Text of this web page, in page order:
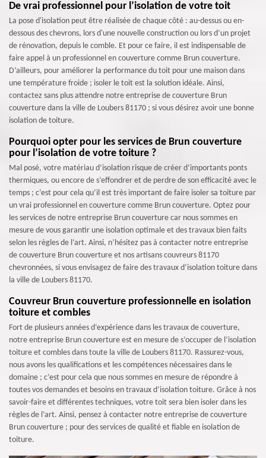
De vrai professionnel pour l’isolation de votre toit
La pose d'isolation peut être réalisée de chaque côté : au-dessus ou en-
dessous des chevrons, lors d'une nouvelle construction ou lors d’un projet
de rénovation, depuis le comble. Et pour ce faire, il est indispensable de
faire appel à un professionnel en couverture comme Brun couverture.
D’ailleurs, pour améliorer la performance du toit pour une maison dans
une température froide ; isoler le toit est la solution idéale. Ainsi,
contactez sans plus attendre notre entreprise de couverture Brun
couverture dans la ville de Loubers 81170 ; si vous désirez avoir une bonne
isolation de toiture.
Pourquoi opter pour les services de Brun couverture
pour l’isolation de votre toiture ?
Mal posé, votre matériau d’isolation risque de créer d’importants ponts
thermiques, ou encore de s’effondrer et de perdre de son efficacité avec le
temps ; c’est pour cela qu’il est très important de faire isoler sa toiture par
un vrai professionnel en couverture comme Brun couverture. Optez pour
les services de notre entreprise Brun couverture car nous sommes en
mesure de vous garantir une isolation optimale et des travaux bien faits
selon les règles de l’art. Ainsi, n’hésitez pas à contacter notre entreprise
de couverture Brun couverture et nos artisans couvreurs 81170
chevronnées, si vous envisagez de faire des travaux d’isolation toiture dans
la ville de Loubers 81170.
Couvreur Brun couverture professionnelle en isolation
toiture et combles
Fort de plusieurs années d’expérience dans les travaux de couverture,
notre entreprise Brun couverture est en mesure de s’occuper de l’isolation
toiture et combles dans toute la ville de Loubers 81170. Rassurez-vous,
nous avons les qualifications et les compétences nécessaires dans le
domaine ; c’est pour cela que nous sommes en mesure de répondre à
toutes vos demandes et besoins en travaux d’isolation toiture. Grâce à nos
savoir-faire et différentes techniques, votre toit sera bien isoler dans les
règles de l’art. Ainsi, pensez à contacter notre entreprise de couverture
Brun couverture ; pour des services de qualité et fiable en isolation de
toiture.